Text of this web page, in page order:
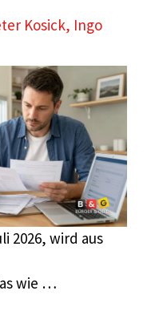
Kosick, Ingo
2026, wird aus
wie …